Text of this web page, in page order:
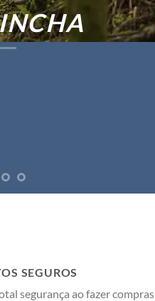
SEGUROS
segurança ao fazer compras